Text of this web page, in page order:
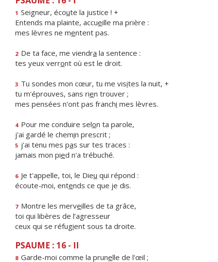
1 Seigneur, écoute la justice ! +
Entends ma plainte, accueille ma prière :
mes lèvres ne mentent pas.
2 De ta face, me viendra la sentence :
tes yeux verront où est le droit.
3 Tu sondes mon cœur, tu me visites la nuit, +
tu m'éprouves, sans rien trouver ;
mes pensées n'ont pas franchi mes lèvres.
4 Pour me conduire selon ta parole,
j'ai gardé le chemin prescrit ;
5 j'ai tenu mes pas sur tes traces :
jamais mon pied n'a trébuché.
6 Je t'appelle, toi, le Dieu qui répond :
écoute-moi, entends ce que je dis.
7 Montre les merveilles de ta grâce,
toi qui libères de l’agresseur
ceux qui se réfugient sous ta droite.
PSAUME : 16 - II
8 Garde-moi comme la prunelle de l'œil ;